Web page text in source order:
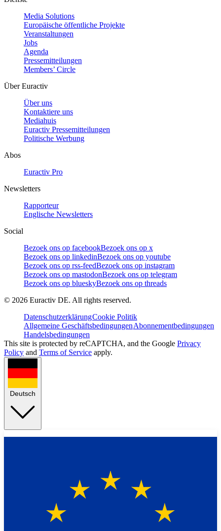
Media Solutions
Europäische öffentliche Projekte
Veranstaltungen
Jobs
Agenda
Pressemitteilungen
Members’ Circle
Über Euractiv
Über uns
Kontaktiere uns
Mediahuis
Euractiv Pressemitteilungen
Politische Werbung
Abos
Euractiv Pro
Newsletters
Rapporteur
Englische Newsletters
Social
Bezoek ons op facebookBezoek ons op x
Bezoek ons op linkedinBezoek ons op youtube
Bezoek ons op rss-feedBezoek ons op instagram
Bezoek ons op mastodonBezoek ons op telegram
Bezoek ons op blueskyBezoek ons op threads
© 2026 Euractiv DE. All rights reserved.
DatenschutzerklärungCookie Politik
Allgemeine GeschäftsbedingungenAbonnementbedingungen
Handelsbedingungen
This site is protected by reCAPTCHA, and the Google Privacy
Policy and Terms of Service apply.
Deutsch